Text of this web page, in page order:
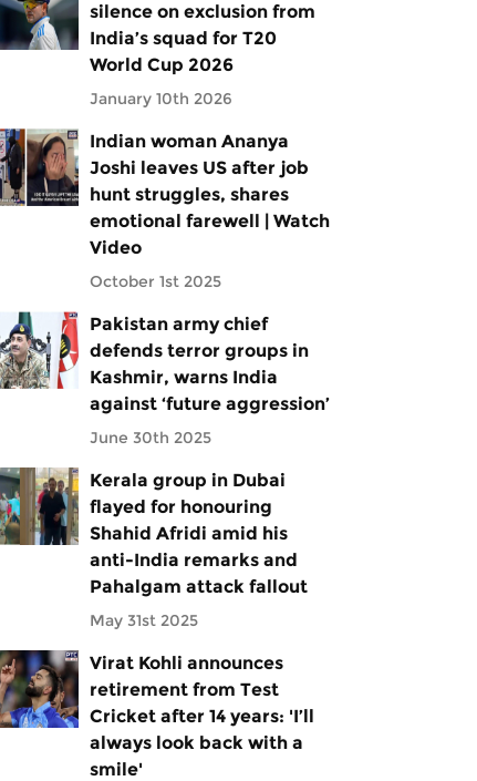
silence on exclusion from
India’s squad for T20
World Cup 2026
January 10th 2026
Indian woman Ananya
Joshi leaves US after job
hunt struggles, shares
emotional farewell | Watch
Video
October 1st 2025
Pakistan army chief
defends terror groups in
Kashmir, warns India
against ‘future aggression’
June 30th 2025
Kerala group in Dubai
flayed for honouring
Shahid Afridi amid his
anti-India remarks and
Pahalgam attack fallout
May 31st 2025
Virat Kohli announces
retirement from Test
Cricket after 14 years: 'I’ll
always look back with a
smile'